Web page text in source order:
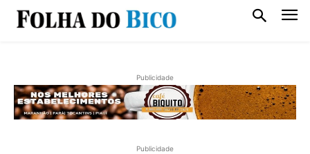
Publicidade
Publicidade